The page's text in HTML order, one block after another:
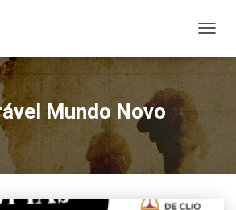
Mundo Novo